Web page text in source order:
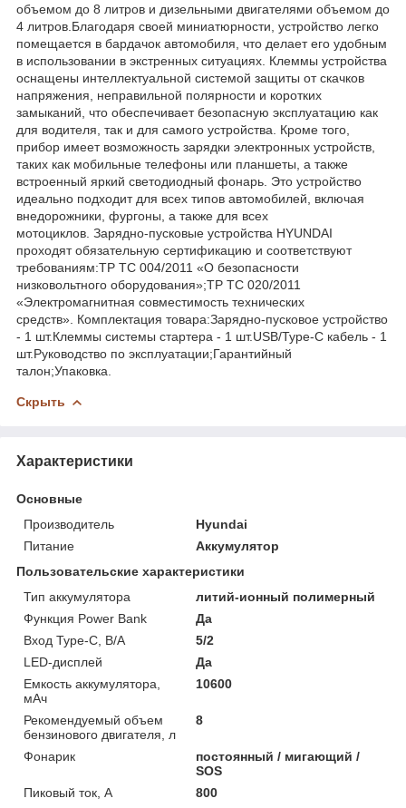
объемом до 8 литров и дизельными двигателями объемом до
4 литров.Благодаря своей миниатюрности, устройство легко
помещается в бардачок автомобиля, что делает его удобным
в использовании в экстренных ситуациях. Клеммы устройства
оснащены интеллектуальной системой защиты от скачков
напряжения, неправильной полярности и коротких
замыканий, что обеспечивает безопасную эксплуатацию как
для водителя, так и для самого устройства. Кроме того,
прибор имеет возможность зарядки электронных устройств,
таких как мобильные телефоны или планшеты, а также
встроенный яркий светодиодный фонарь. Это устройство
идеально подходит для всех типов автомобилей, включая
внедорожники, фургоны, а также для всех
мотоциклов. Зарядно-пусковые устройства HYUNDAI
проходят обязательную сертификацию и соответствуют
требованиям:TP TC 004/2011 «О безопасности
низковольтного оборудования»;ТР ТС 020/2011
«Электромагнитная совместимость технических
средств». Комплектация товара:Зарядно-пусковое устройство
- 1 шт.Клеммы системы стартера - 1 шт.USB/Type-C кабель - 1
шт.Руководство по эксплуатации;Гарантийный
талон;Упаковка.
Скрыть
Характеристики
Основные
Производитель
Hyundai
Питание
Аккумулятор
Пользовательские характеристики
Тип аккумулятора
литий-ионный полимерный
Функция Power Bank
Да
Вход Type-C, В/А
5/2
LED-дисплей
Да
Емкость аккумулятора,
мАч
10600
Рекомендуемый объем
бензинового двигателя, л
8
Фонарик
постоянный / мигающий /
SOS
Пиковый ток, А
800